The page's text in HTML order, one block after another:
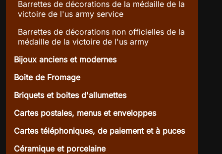
Barrettes de décorations de la médaille de la
victoire de l'us army service
Barrettes de décorations non officielles de la
médaille de la victoire de l'us army
Bijoux anciens et modernes
Boite de Fromage
Briquets et boites d'allumettes
Cartes postales, menus et enveloppes
Cartes téléphoniques, de paiement et à puces
Céramique et porcelaine